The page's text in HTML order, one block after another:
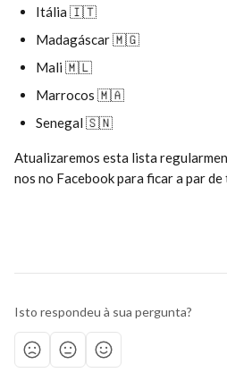
Itália 🇮🇹
Madagáscar 🇲🇬
Mali 🇲🇱
Marrocos 🇲🇦
Senegal 🇸🇳
Atualizaremos esta lista
nos no Facebook para ficar a par
Isto respondeu à sua pergunta?